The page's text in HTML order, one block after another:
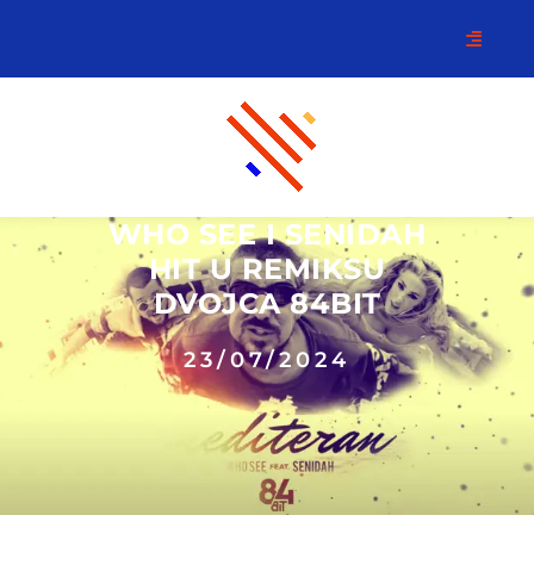
WHO SEE I SENIDAH
HIT U REMIKSU
DVOJCA 84BIT
23/07/2024